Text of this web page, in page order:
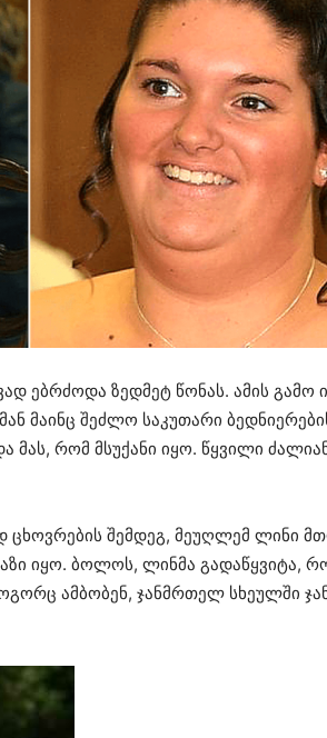
ებრძოდა ზედმეტ წონას. ამის გამო
მაინც შეძლო საკუთარი
რომ მსუქანი იყო. წყვილი
შემდეგ, მეუღლემ ლინი
იყო. ბოლოს, ლინმა გადაწყვიტა,
ამბობენ, ჯანმრთელ სხეულში